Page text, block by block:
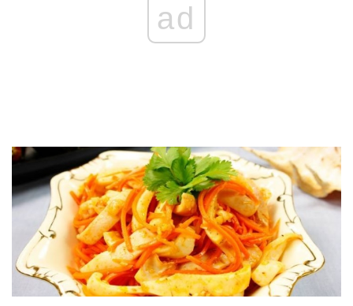
ad